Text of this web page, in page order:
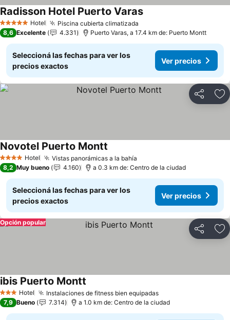
5 Estrellas Hotel Piscina cubierta climatizada
Radisson Hotel Puerto Varas
8,6 Excelente 4.331 Puerto Varas, a 17.4 km de: Puerto Montt
Seleccioná las fechas para ver los
precios exactos
Ver precios
Compartir
4 EstrellasHotel Vistas panorámicas a la bahía
Novotel Puerto Montt
8,2 Muy bueno 4.160 a 0.3 km de: Centro de la ciudad
Seleccioná las fechas para ver los
precios exactos
Ver precios
Compartir
Opción popular
3 Estrellas
Hotel Instalaciones de fitness bien equipadas
ibis Puerto Montt
7,9 Bueno 7.314 a 1.0 km de: Centro de la ciudad